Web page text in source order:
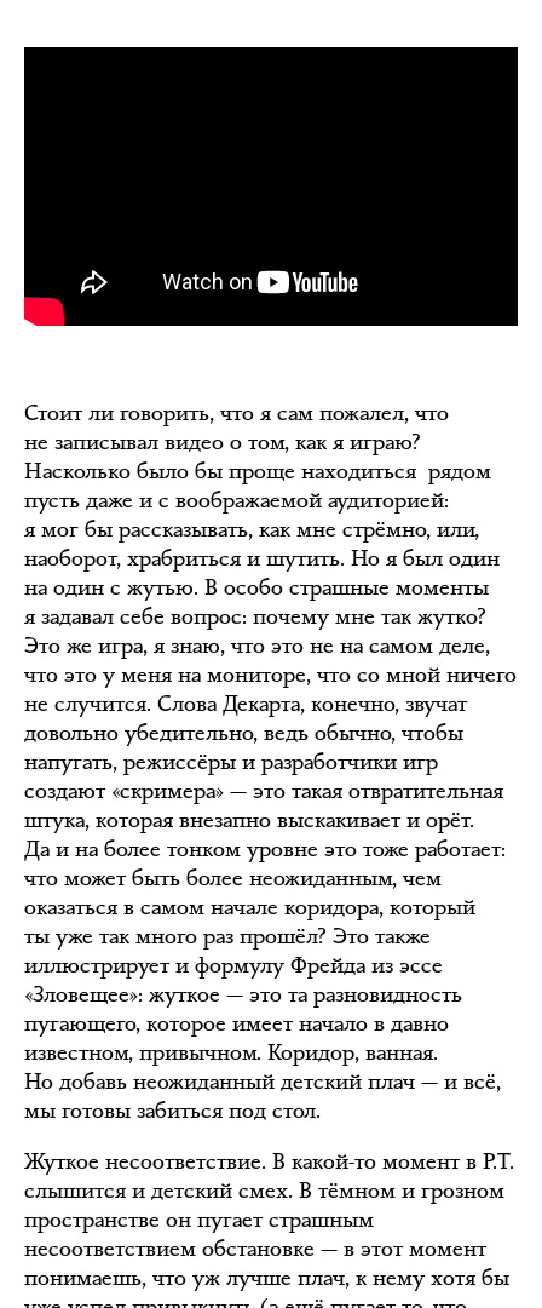
Стоит ли говорить, что я сам пожалел, что
не записывал видео о том, как я играю?
Насколько было бы проще находиться рядом
пусть даже и с воображаемой аудиторией:
я мог бы рассказывать, как мне стрёмно, или,
наоборот, храбриться и шутить. Но я был один
на один с жутью. В особо страшные моменты
я задавал себе вопрос: почему мне так жутко?
Это же игра, я знаю, что это не на самом деле,
что это у меня на мониторе, что со мной ничего
не случится. Слова Декарта, конечно, звучат
довольно убедительно, ведь обычно, чтобы
напугать, режиссёры и разработчики игр
создают «скримера» — это такая отвратительная
штука, которая внезапно выскакивает и орёт.
Да и на более тонком уровне это тоже работает:
что может быть более неожиданным, чем
оказаться в самом начале коридора, который
ты уже так много раз прошёл? Это также
иллюстрирует и формулу Фрейда из эссе
«Зловещее»: жуткое — это та разновидность
пугающего, которое имеет начало в давно
известном, привычном. Коридор, ванная.
Но добавь неожиданный детский плач — и всё,
мы готовы забиться под стол.
Жуткое несоответствие. В какой-то момент в P.T.
слышится и детский смех. В тёмном и грозном
пространстве он пугает страшным
несоответствием обстановке — в этот момент
понимаешь, что уж лучше плач, к нему хотя бы